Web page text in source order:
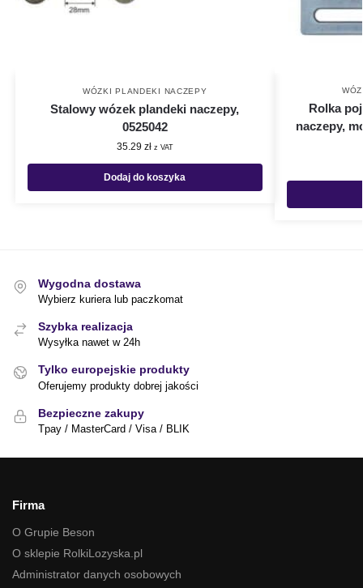
WÓZKI PLANDEKI NACZEPY
Stalowy wózek plandeki naczepy,
0525042
35.29 zł z VAT
Dodaj do koszyka
Rolka
naczepy,
Wygodna dostawa
Wybierz kuriera lub paczkomat
Szybka realizacja
Wysyłka nawet w 24h
Tylko europejskie produkty
Oferujemy produkty dobrej jakości
Bezpieczne zakupy
Tpay / MasterCard / Visa / BLIK
Firma
O Grupie Beson
O sklepie RolkiLozyska.pl
Administrator danych osobowych